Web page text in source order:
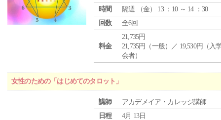
時間
隔週 （金） 13 ：10 ～ 14 ：30
回数
全6回
料金
21,735円
21,735円（一般）／ 19,530円（入
会者）
女性のための「はじめてのタロット」
講師
アカデメイア・カレッジ講師
日程
4月 13日